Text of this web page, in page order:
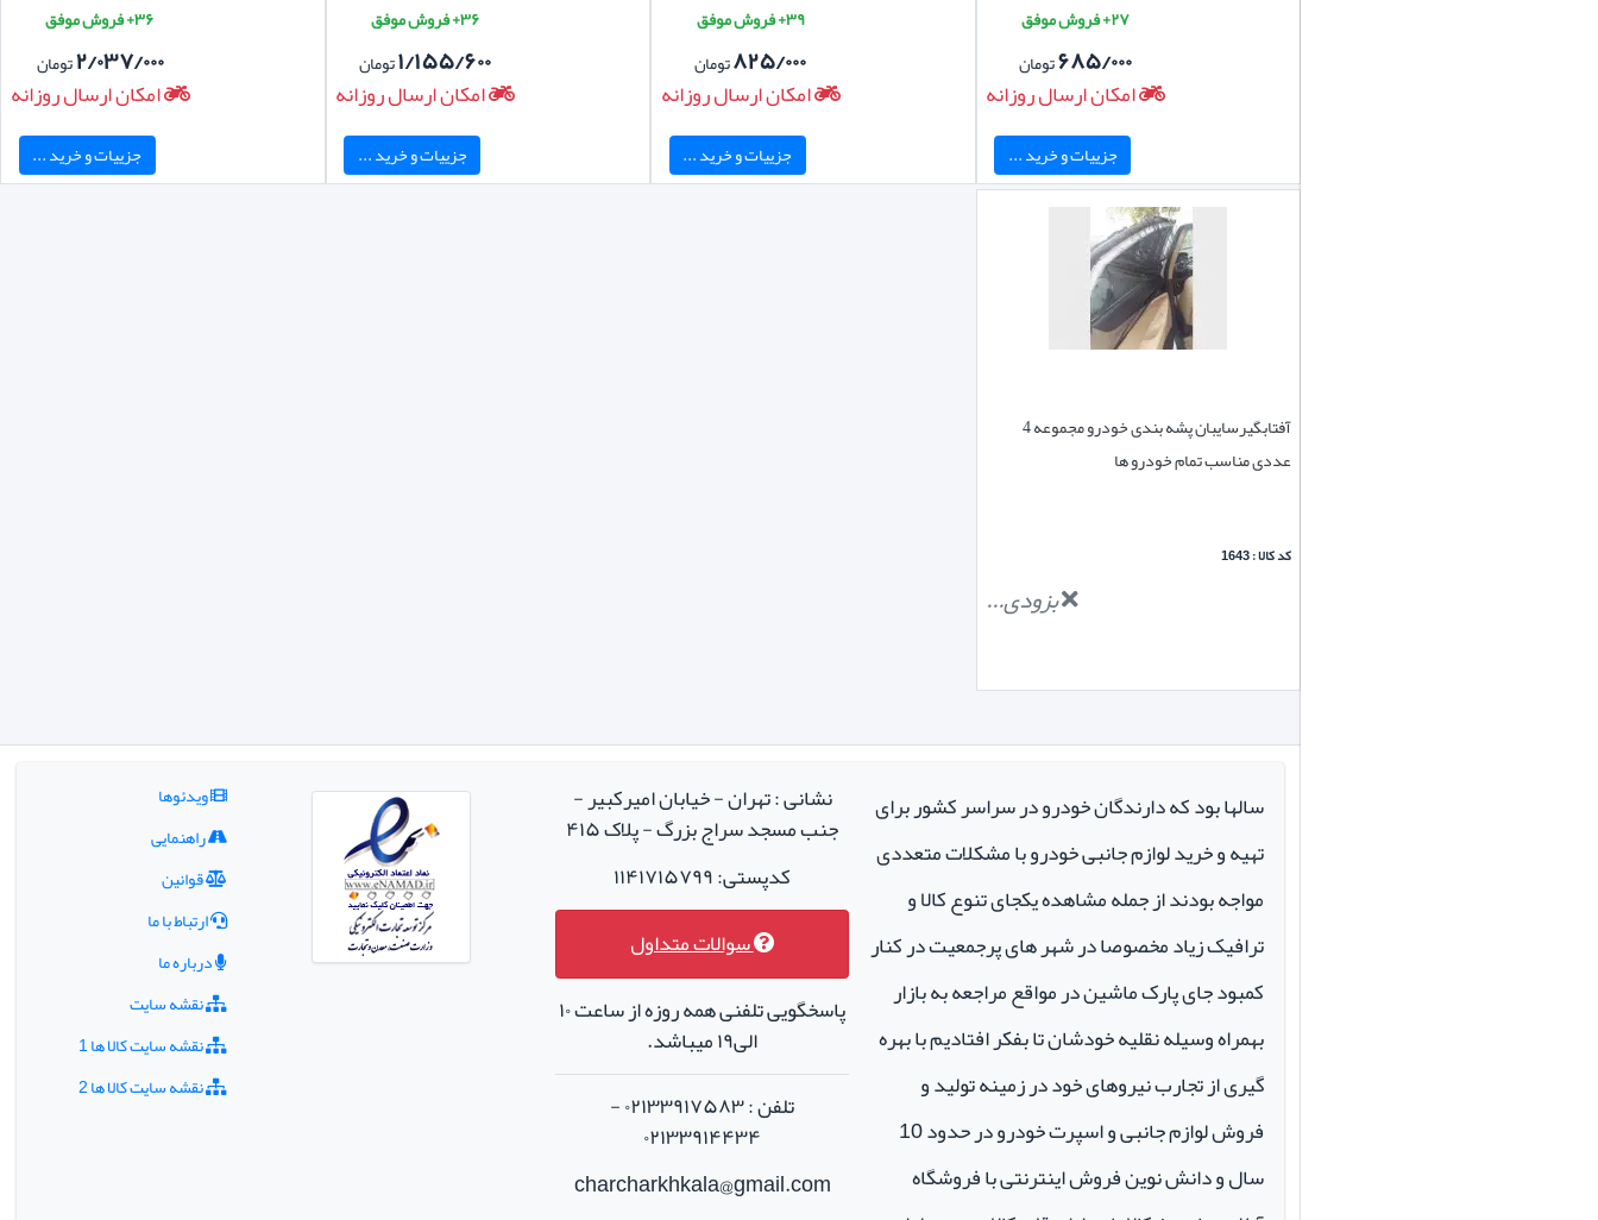
۲۷+ فروش موفق
۶۸۵/۰۰۰تومان
امکان ارسال روزانه
جزییات و خرید ...
۳۹+ فروش موفق
۸۲۵/۰۰۰تومان
امکان ارسال روزانه
جزییات و خرید ...
۳۶+ فروش موفق
۱/۱۵۵/۶۰۰تومان
امکان ارسال روزانه
جزییات و خرید ...
۳۶+ فروش موفق
۲/۰۳۷/۰۰۰تومان
امکان ارسال روزانه
جزییات و خرید ...
آفتابگیرسایبان پشه بندی خودرو مجموعه 4
عددی مناسب تمام خودرو ها
کد کالا : 1643
بزودی...
سالها بود که دارندگان خودرو در سراسر کشور برای
تهیه و خرید لوازم جانبی خودرو با مشکلات متعددی
مواجه بودند از جمله مشاهده یکجای تنوع کالا و
ترافیک زیاد مخصوصا در شهر های پرجمعیت در کنار
کمبود جای پارک ماشین در مواقع مراجعه به بازار
بهمراه وسیله نقلیه خودشان تا بفکر افتادیم با بهره
گیری از تجارب نیروهای خود در زمینه تولید و
فروش لوازم جانبی و اسپرت خودرو در حدود 10
سال و دانش نوین فروش اینترنتی با فروشگاه
نشانی : تهران - خیابان امیرکبیر -
جنب مسجد سراج بزرگ - پلاک ۴۱۵
کدپستی: ۱۱۴۱۷۱۵۷۹۹
سوالات متداول
پاسخگویی تلفنی همه روزه از ساعت ۱۰
الی۱۹ میباشد.
تلفن : ۰۲۱۳۳۹۱۷۵۸۳ -
۰۲۱۳۳۹۱۴۴۳۴
charcharkhkala@gmail.com
ویدئوها
راهنمایی
قوانین
ارتباط با ما
درباره ما
نقشه سایت
نقشه سایت کالا ها 1
نقشه سایت کالا ها 2